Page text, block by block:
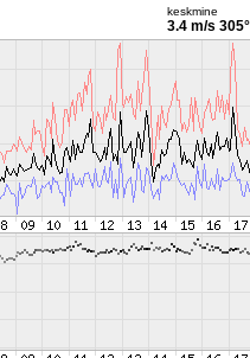
keskmine
3.4 m/s 305°